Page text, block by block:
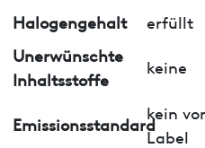
Halogengehalt
erfüllt
Unerwünschte
Inhaltsstoffe
keine
Emissionsstandard
kein
Label